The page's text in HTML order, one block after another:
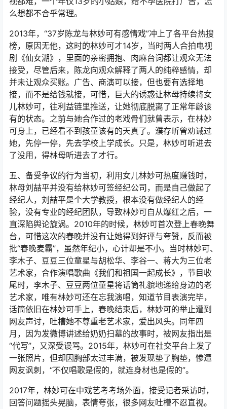
么想都不合乎常理。
2013年，“37岁陈龙与林妙可有感情戏”冲上了各平台热搜
榜，原因无他，这时的林妙可才14岁，当时两人合拍电视
剧《仙女湖》，里面的亲密拥抱、肉麻台词都让观众无法
接受，尽管后来，陈龙向观众解释了两人的纯粹感情，却
并未让观众买账。广告、商演可以接，但也要有选择地
接，而不是给钱就接，可惜，巨大的诱惑让林母持续将女
儿林妙可，往利益链里推送，让她彻底脱离了正常年龄该
有的状态。之前与她合作过的老戏骨们就曾表示，在林妙
可身上，已经看不到孩童该有的天真了。濮存昕曾劝诫过
她，先停一停，先去学校上学成长。只是，林妙可听进去
了没用，得林母听进去了才行。
五、备受争议的行为当初，利用女儿林妙可热度赚钱时，
林母刘喆平并没有给林妙可签经纪公司，而是自己做起了
经纪人，刘喆平是个大学教授，根本没有做经纪人的经
验，没有专业的经纪团队，导致林妙可自从爆红之后，一
直深陷舆论旋涡。2010年的时候，林妙可首次登上春晚舞
台，可惜这次的春晚并没有让她得到好评与夸赞，反而被
批“春晚麦霸”，虽然年纪小，心计却是不小。当时林妙可、
李木子、豆豆三位童星与胡松华、李谷一、蒋大为三位老
艺术家，合作演唱歌曲《我们和祖国一起成长》，节目收
尾时，李木子、豆豆两位童星将话筒礼貌地递给身边的老
艺术家，唯有林妙可还在忘我演唱，知道节目表演完毕，
话筒依旧在林妙可手上，春晚结束后，林妙可的举止遭到
网友声讨，吐槽她不尊重老艺术家，爱出风头。同年四
月，因为发微博讲述给奶奶扫墓的故事时，被网友指出是
“代写”，又深受谩骂。2015年，林妙可在社交平台上发了
一张照片，但却因胸部太过丰满，被发现垫了胸垫，惨遭
网友讽刺，“不仅唱歌是假的，就连身材也是假的”。
2017年，林妙可在中戏艺考考场外面，接受记者采访时，
回答问题摇头晃脑，表情夸张，很多网友吐槽不忍直视。